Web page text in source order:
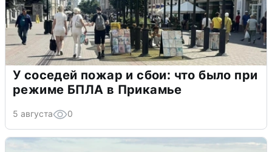
У соседей пожар и сбои: что было при
режиме БПЛА в Прикамье
5 августа 0